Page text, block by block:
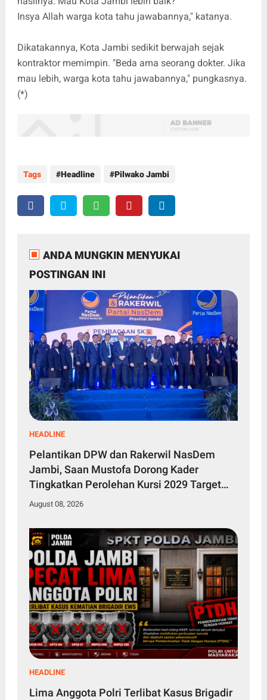
Insya Allah warga kota tahu jawabannya," katanya.
Dikatakannya, Kota Jambi sedikit berwajah sejak
kontraktor memimpin. "Beda ama seorang dokter. Jika
mau lebih, warga kota tahu jawabannya," pungkasnya.
(*)
Tags Headline Pilwako Jambi
ANDA MUNGKIN MENYUKAI
POSTINGAN INI
HEADLINE
Pelantikan DPW dan Rakerwil NasDem
Jambi, Saan Mustofa Dorong Kader
Tingkatkan Perolehan Kursi 2029 Target
Tembus 4 Besar
August 08, 2026
HEADLINE
Lima Anggota Polri Terlibat Kasus Brigadir